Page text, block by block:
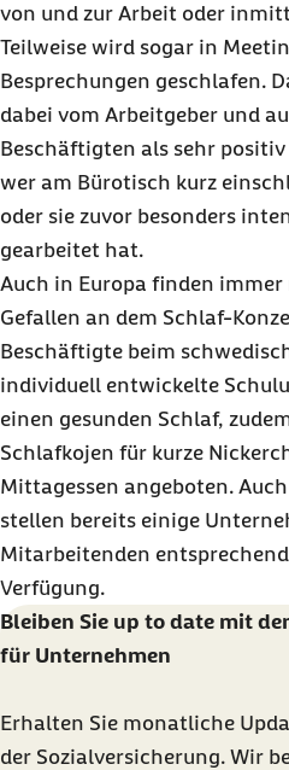
von und zur Arbeit oder
Teilweise wird sogar in
Besprechungen geschlafen.
dabei vom Arbeitgeber und
Beschäftigten als sehr positiv
wer am Bürotisch kurz
oder sie zuvor besonders
gearbeitet hat.
Auch in Europa finden
Gefallen an dem Schlaf-
Beschäftigte beim
individuell entwickelte
einen gesunden Schlaf,
Schlafkojen für kurze
Mittagessen angeboten.
stellen bereits einige
Mitarbeitenden
Verfügung.
Bleiben Sie up to date mit
für Unternehmen
Erhalten Sie monatliche
der Sozialversicherung. Wir